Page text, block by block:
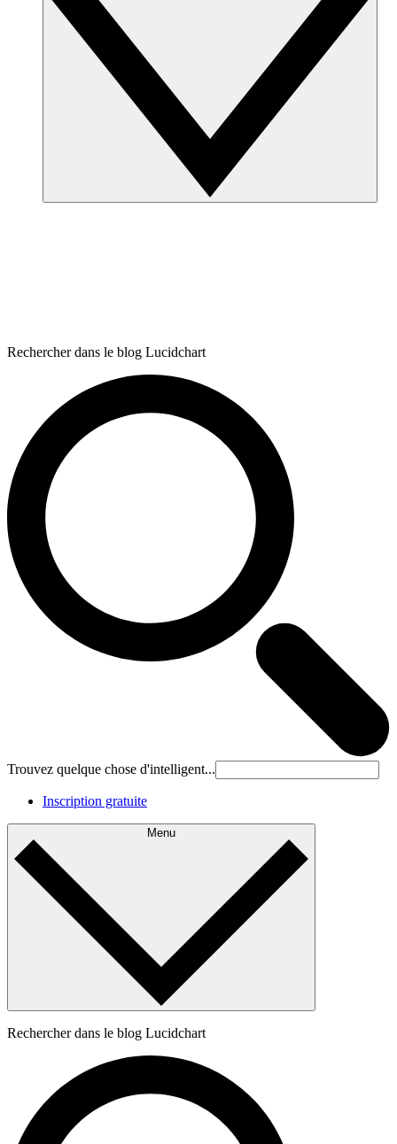
Rechercher dans le blog Lucidchart
Trouvez quelque chose d'intelligent...
Inscription gratuite
Menu
Rechercher dans le blog Lucidchart